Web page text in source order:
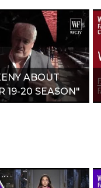
ABOUT
19-20 SEASON"